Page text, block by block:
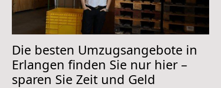
Die besten Umzugsangebote in
Erlangen finden Sie nur hier –
sparen Sie Zeit und Geld